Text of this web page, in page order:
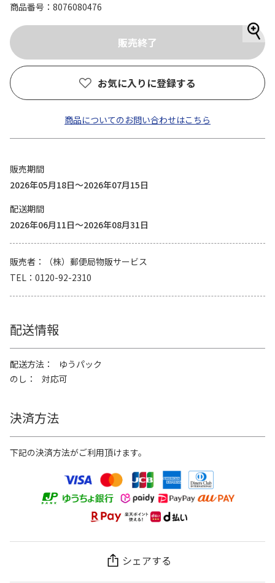
商品番号
8076080476
お気に入りに登録する
商品についてのお問い合わせはこちら
販売期間
2026年05月18日～2026年07月15日
配送期間
2026年06月11日～2026年08月31日
販売者
（株）郵便局物販サービス
TEL
0120-92-2310
配送情報
配送方法
ゆうパック
のし
対応可
決済方法
下記の決済方法がご利用頂けます。
シェアする